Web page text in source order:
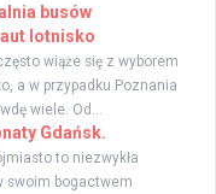
busów
lotnisko
wiąże się z wyborem
a w przypadku Poznania
wiele. Od...
Gdańsk.
to niezwykła
swoim bogactwem